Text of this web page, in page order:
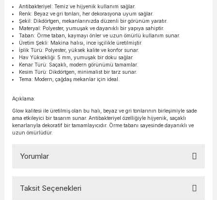
Antibakteriyel: Temiz ve hijyenik kullanım sağlar.
Renk: Beyaz ve gri tonları, her dekorasyona uyum sağlar.
Şekil: Dikdörtgen, mekanlarınızda düzenli bir görünüm yaratır.
Materyal: Polyester, yumuşak ve dayanıklı bir yapıya sahiptir.
Taban: Örme taban, kaymayı önler ve uzun ömürlü kullanım sunar.
Üretim Şekli: Makina halısı, ince işçilikle üretilmiştir.
İplik Türü: Polyester, yüksek kalite ve konfor sunar.
Hav Yüksekliği: 5 mm, yumuşak bir doku sağlar.
Kenar Türü: Saçaklı, modern görünümü tamamlar.
Kesim Türü: Dikdörtgen, minimalist bir tarz sunar.
Tema: Modern, çağdaş mekanlar için ideal.
Açıklama:
Glow kalitesi ile üretilmiş olan bu halı, beyaz ve gri tonlarının birleşimiyle sade
ama etkileyici bir tasarım sunar. Antibakteriyel özelliğiyle hijyenik, saçaklı
kenarlarıyla dekoratif bir tamamlayıcıdır. Örme tabanı sayesinde dayanıklı ve
uzun ömürlüdür.
Yorumlar
Taksit Seçenekleri